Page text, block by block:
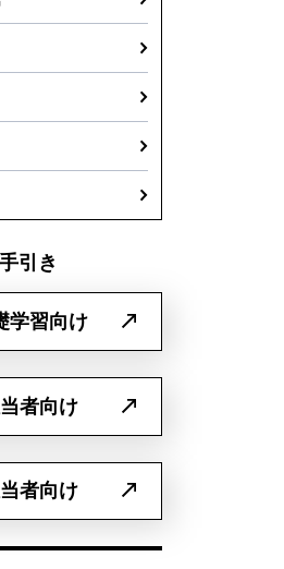
引き
学習向け
者向け
者向け